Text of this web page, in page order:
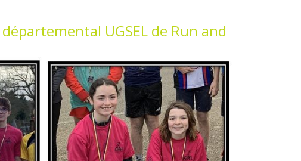
UGSEL de Run and